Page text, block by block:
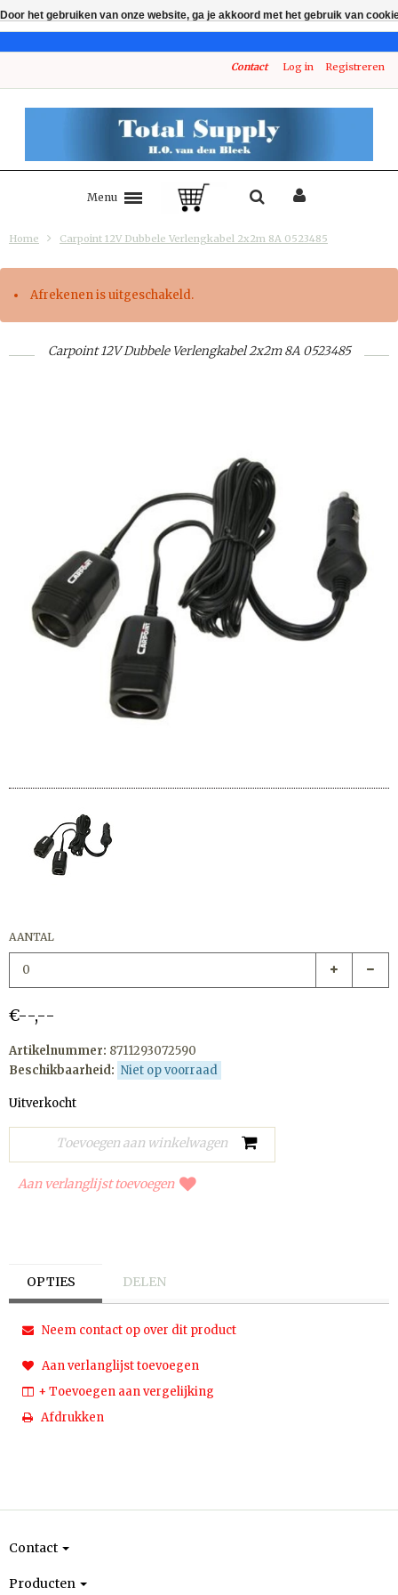
Contact Log in Registreren
Menu
Home Carpoint 12V Dubbele Verlengkabel 2x2m 8A 0523485
Afrekenen is uitgeschakeld.
Carpoint 12V Dubbele Verlengkabel 2x2m 8A 0523485
AANTAL
€--,--
Artikelnummer: 8711293072590
Beschikbaarheid: Niet op voorraad
Uitverkocht
Aan verlanglijst toevoegen
OPTIES DELEN
Neem contact op over dit product
Aan verlanglijst toevoegen
+ Toevoegen aan vergelijking
Afdrukken
Contact
Producten
Door het gebruiken van onze website, ga je akkoord met het gebruik van